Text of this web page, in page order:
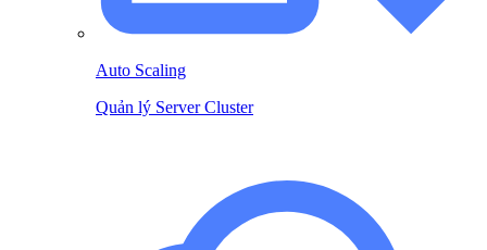
Auto Scaling
Quản lý Server Cluster